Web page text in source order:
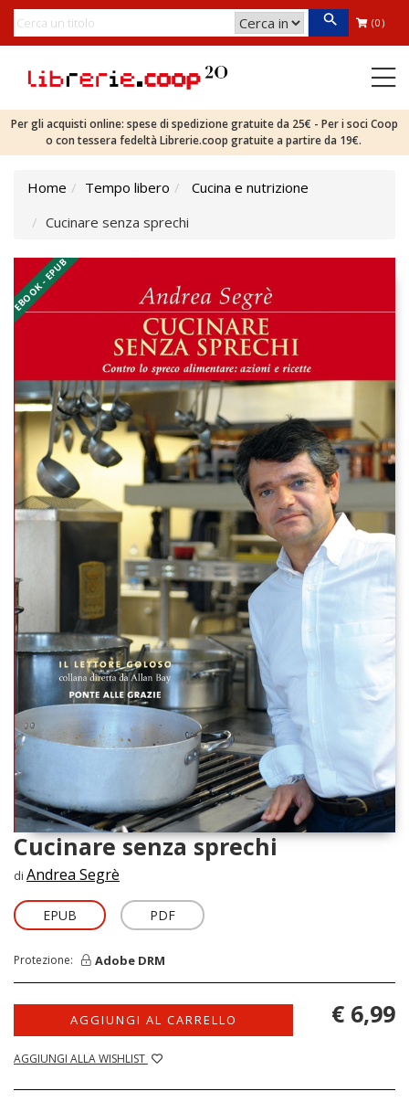
(0)
Per gli acquisti online: spese di spedizione gratuite da 25€ - Per i soci Coop
o con tessera fedeltà Librerie.coop gratuite a partire da 19€.
Home Tempo libero
Cucina e nutrizione
Cucinare senza sprechi
EBOOK - EPUB
Cucinare senza sprechi
di Andrea Segrè
EPUB PDF
Protezione: Adobe DRM
AGGIUNGI AL CARRELLO
AGGIUNGI ALLA WISHLIST
€ 6,99